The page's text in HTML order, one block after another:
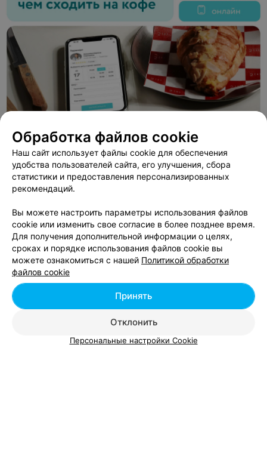
ЭФФЕКТИВНАЯ РЕКЛАМА НА САЙТЕ
Healthy Joy
Минск, ул. Скрыганова, 4б до 21:00
Наращивание ногтей +
маникюр
Ремонт ногтя
Цена по запросу
Обработка файлов cookie
Наш сайт использует файлы cookie для обеспечения
удобства пользователей сайта, его улучшения, сбора
статистики и предоставления персонализированных
рекомендаций.
Вы можете настроить параметры использования файлов
cookie или изменить свое согласие в более позднее время.
Для получения дополнительной информации о целях,
сроках и порядке использования файлов cookie вы
можете ознакомиться с нашей Политикой обработки
файлов cookie
Отклонить
Принять
Персональные настройки Cookie